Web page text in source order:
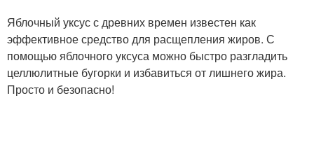
Яблочный уксус с древних времен известен как
эффективное средство для расщепления жиров. С
помощью яблочного уксуса можно быстро разгладить
целлюлитные бугорки и избавиться от лишнего жира.
Просто и безопасно!